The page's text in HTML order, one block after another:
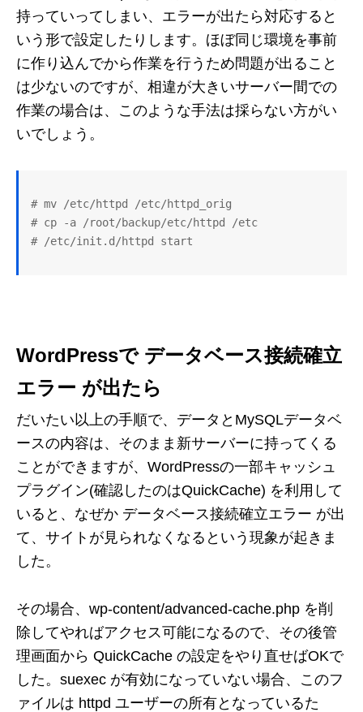
持っていってしまい、エラーが出たら対応すると
いう形で設定したりします。ほぼ同じ環境を事前
に作り込んでから作業を行うため問題が出ること
は少ないのですが、相違が大きいサーバー間での
作業の場合は、このような手法は採らない方がい
いでしょう。
# mv /etc/httpd /etc/httpd_orig
# cp -a /root/backup/etc/httpd /etc
WordPressで データベース接続確立
エラー が出たら
だいたい以上の手順で、データとMySQLデータベ
ースの内容は、そのまま新サーバーに持ってくる
ことができますが、WordPressの一部キャッシュ
プラグイン(確認したのはQuickCache) を利用して
いると、なぜか データベース接続確立エラー が出
て、サイトが見られなくなるという現象が起きま
した。
その場合、wp-content/advanced-cache.php を削
除してやればアクセス可能になるので、その後管
理画面から QuickCache の設定をやり直せばOKで
した。suexec が有効になっていない場合、このフ
ァイルは httpd ユーザーの所有となっているた